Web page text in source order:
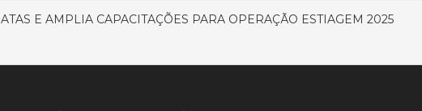
E AMPLIA CAPACITAÇÕES PARA OPERAÇÃO ESTIAGEM 2025